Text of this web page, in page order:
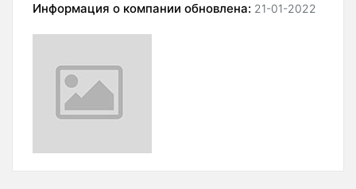
Информация о компании обновлена: 21-01-2022